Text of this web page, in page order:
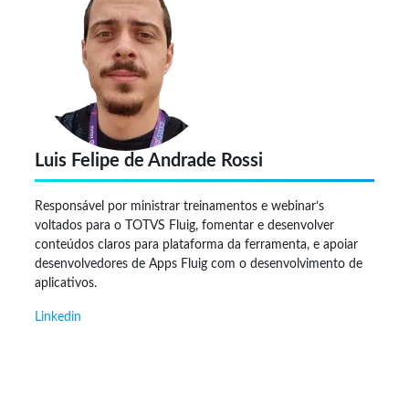
Luis Felipe de Andrade Rossi
Responsável por ministrar treinamentos e webinar’s
voltados para o TOTVS Fluig, fomentar e desenvolver
conteúdos claros para plataforma da ferramenta, e apoiar
desenvolvedores de Apps Fluig com o desenvolvimento de
aplicativos.
Linkedin